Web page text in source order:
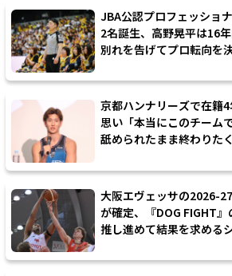
JBA公認プロフェッショ
2名誕生、高野晃平は16
別れを告げてプロ転向を
京都ハンナリーズで在籍
思い「本当にこのチーム
舐められたまま終わりたく
大阪エヴェッサの2026-
が確定、『DOG FIGHT
推し進めて結果を求める